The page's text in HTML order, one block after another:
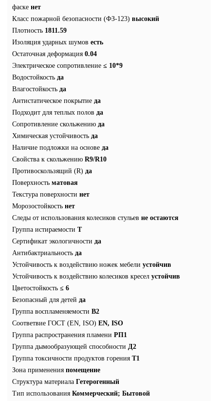
фаске нет
Класс пожарной безопасности (ФЗ-123) высокий
Плотность 1811.59
Изоляция ударных шумов есть
Остаточная деформация 0.04
Электрическое сопротивление ≤ 10*9
Водостойкость да
Влагостойкость да
Антистатическое покрытие да
Подходит для теплых полов да
Сопротивление скольжению да
Химическая устойчивость да
Наличие подложки на основе да
Свойства к скольжению R9/R10
Противоскользящий (R) да
Поверхность матовая
Текстура поверхности нет
Морозостойкость нет
Следы от использования колесиков стульев не остаются
Группа истираемости T
Сертификат экологичности да
Антибактриальность да
Устойчивость к воздействию ножек мебели устойчив
Устойчивость к воздействию колесиков кресел устойчив
Цветостойкость ≤ 6
Безопасный для детей да
Группа воспламеняемости В2
Соответвие ГОСТ (EN, ISO) EN, ISO
Группа распространения пламени РП1
Группа дымообразующей способности Д2
Группа токсичности продуктов горения Т1
Зона применения помещение
Структура материала Гетерогенный
Тип использования Коммерческий; Бытовой